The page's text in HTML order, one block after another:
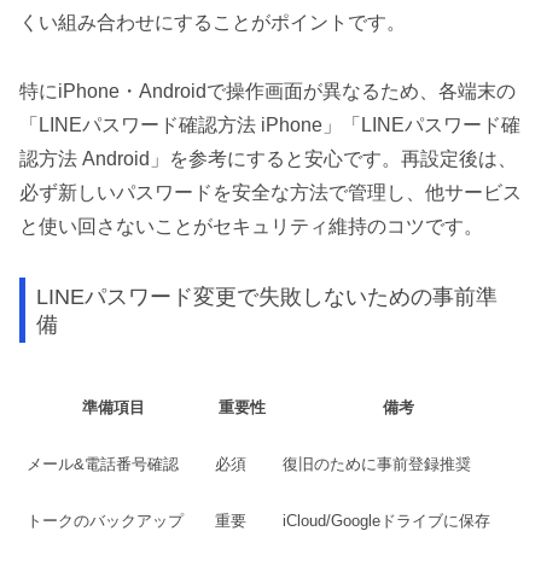
くい組み合わせにすることがポイントです。
特にiPhone・Androidで操作画面が異なるため、各端末の
「LINEパスワード確認方法 iPhone」「LINEパスワード確
認方法 Android」を参考にすると安心です。再設定後は、
必ず新しいパスワードを安全な方法で管理し、他サービス
と使い回さないことがセキュリティ維持のコツです。
LINEパスワード変更で失敗しないための事前準
備
準備項目 重要性 備考
メール&電話番号確認 必須 復旧のために事前登録推奨
トークのバックアップ 重要 iCloud/Googleドライブに保存